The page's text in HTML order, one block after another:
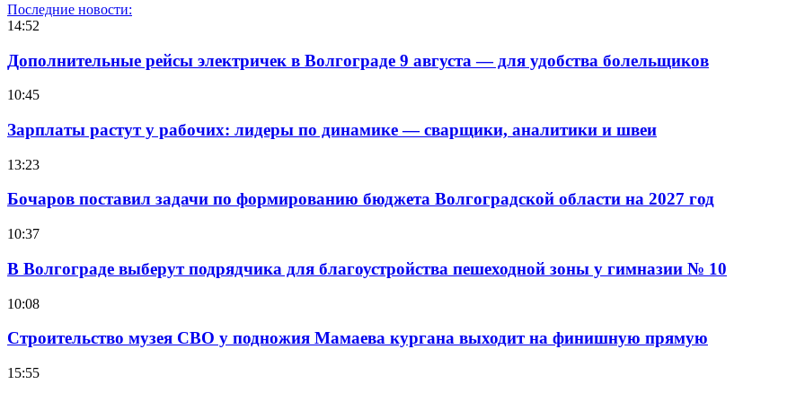
Последние новости:
14:52
Дополнительные рейсы электричек в Волгограде 9 августа — для удобства болельщиков
10:45
Зарплаты растут у рабочих: лидеры по динамике — сварщики, аналитики и швеи
13:23
Бочаров поставил задачи по формированию бюджета Волгоградской области на 2027 год
10:37
В Волгограде выберут подрядчика для благоустройства пешеходной зоны у гимназии № 10
10:08
Строительство музея СВО у подножия Мамаева кургана выходит на финишную прямую
15:55